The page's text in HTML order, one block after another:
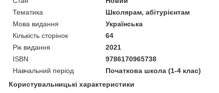
Тематика
Школярам, абітурієнтам
Мова видання
Українська
Кількість сторінок
64
Рік видання
2021
ISBN
9786170965738
Навчальний період
Початкова школа (1-4 клас)
Користувальницькі характеристики